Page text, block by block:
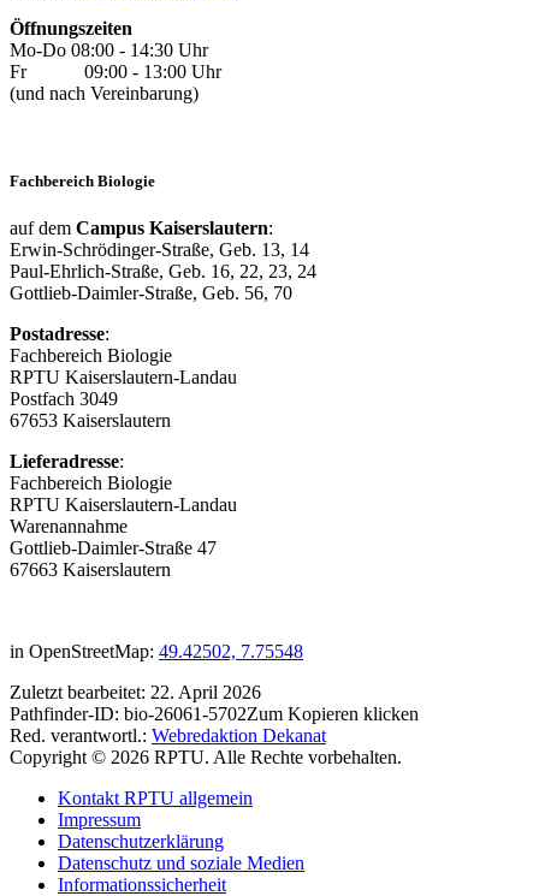
Öffnungszeiten
Mo-Do 08:00 - 14:30 Uhr
Fr 09:00 - 13:00 Uhr
(und nach Vereinbarung)
Fachbereich Biologie
auf dem Campus Kaiserslautern:
Erwin-Schrödinger-Straße, Geb. 13, 14
Paul-Ehrlich-Straße, Geb. 16, 22, 23, 24
Gottlieb-Daimler-Straße, Geb. 56, 70
Postadresse:
Fachbereich Biologie
RPTU Kaiserslautern-Landau
Postfach 3049
67653 Kaiserslautern
Lieferadresse:
Fachbereich Biologie
RPTU Kaiserslautern-Landau
Warenannahme
Gottlieb-Daimler-Straße 47
67663 Kaiserslautern
in OpenStreetMap: 49.42502, 7.75548
Zuletzt bearbeitet: 22. April 2026
Pathfinder-ID: bio-26061-5702Zum Kopieren klicken
Red. verantwortl.: Webredaktion Dekanat
Copyright © 2026 RPTU. Alle Rechte vorbehalten.
Kontakt RPTU allgemein
Impressum
Datenschutzerklärung
Datenschutz und soziale Medien
Informationssicherheit